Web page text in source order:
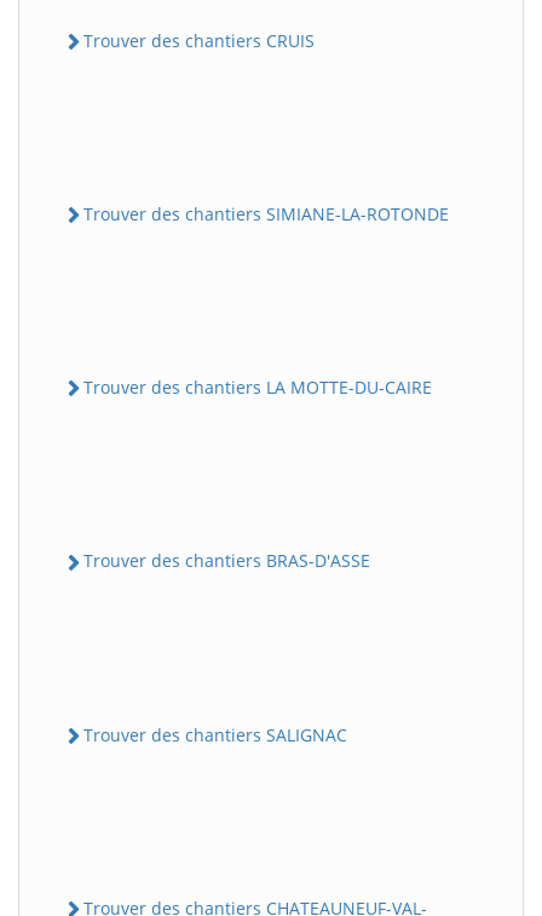
Trouver des chantiers CRUIS
Trouver des chantiers SIMIANE-LA-ROTONDE
Trouver des chantiers LA MOTTE-DU-CAIRE
Trouver des chantiers BRAS-D'ASSE
Trouver des chantiers SALIGNAC
Trouver des chantiers CHATEAUNEUF-VAL-